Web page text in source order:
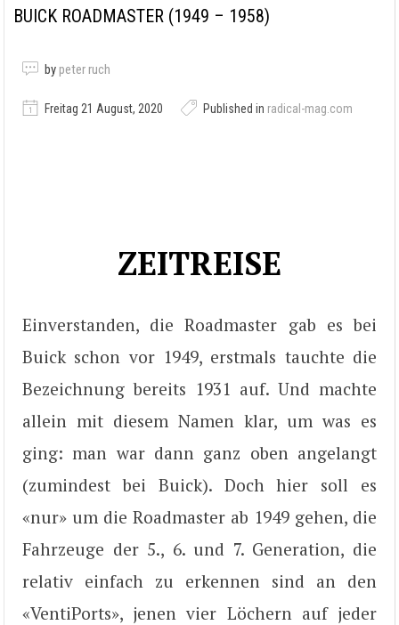
BUICK ROADMASTER (1949 – 1958)
by peter ruch
Freitag 21 August, 2020 Published in radical-mag.com
ZEITREISE
Einverstanden, die Roadmaster gab es bei
Buick schon vor 1949, erstmals tauchte die
Bezeichnung bereits 1931 auf. Und machte
allein mit diesem Namen klar, um was es
ging: man war dann ganz oben angelangt
(zumindest bei Buick). Doch hier soll es
«nur» um die Roadmaster ab 1949 gehen, die
Fahrzeuge der 5., 6. und 7. Generation, die
relativ einfach zu erkennen sind an den
«VentiPorts», jenen vier Löchern auf jeder